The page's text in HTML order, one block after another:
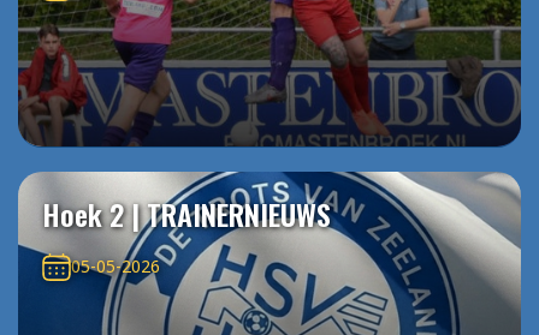
Hoek 2 | TRAINERNIEUWS
05-05-2026